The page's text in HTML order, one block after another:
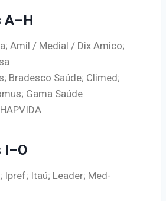
A–H
Amil / Medial / Dix Amico;
Bradesco Saúde; Climed;
Gama Saúde
I–O
Ipref; Itaú; Leader; Med-